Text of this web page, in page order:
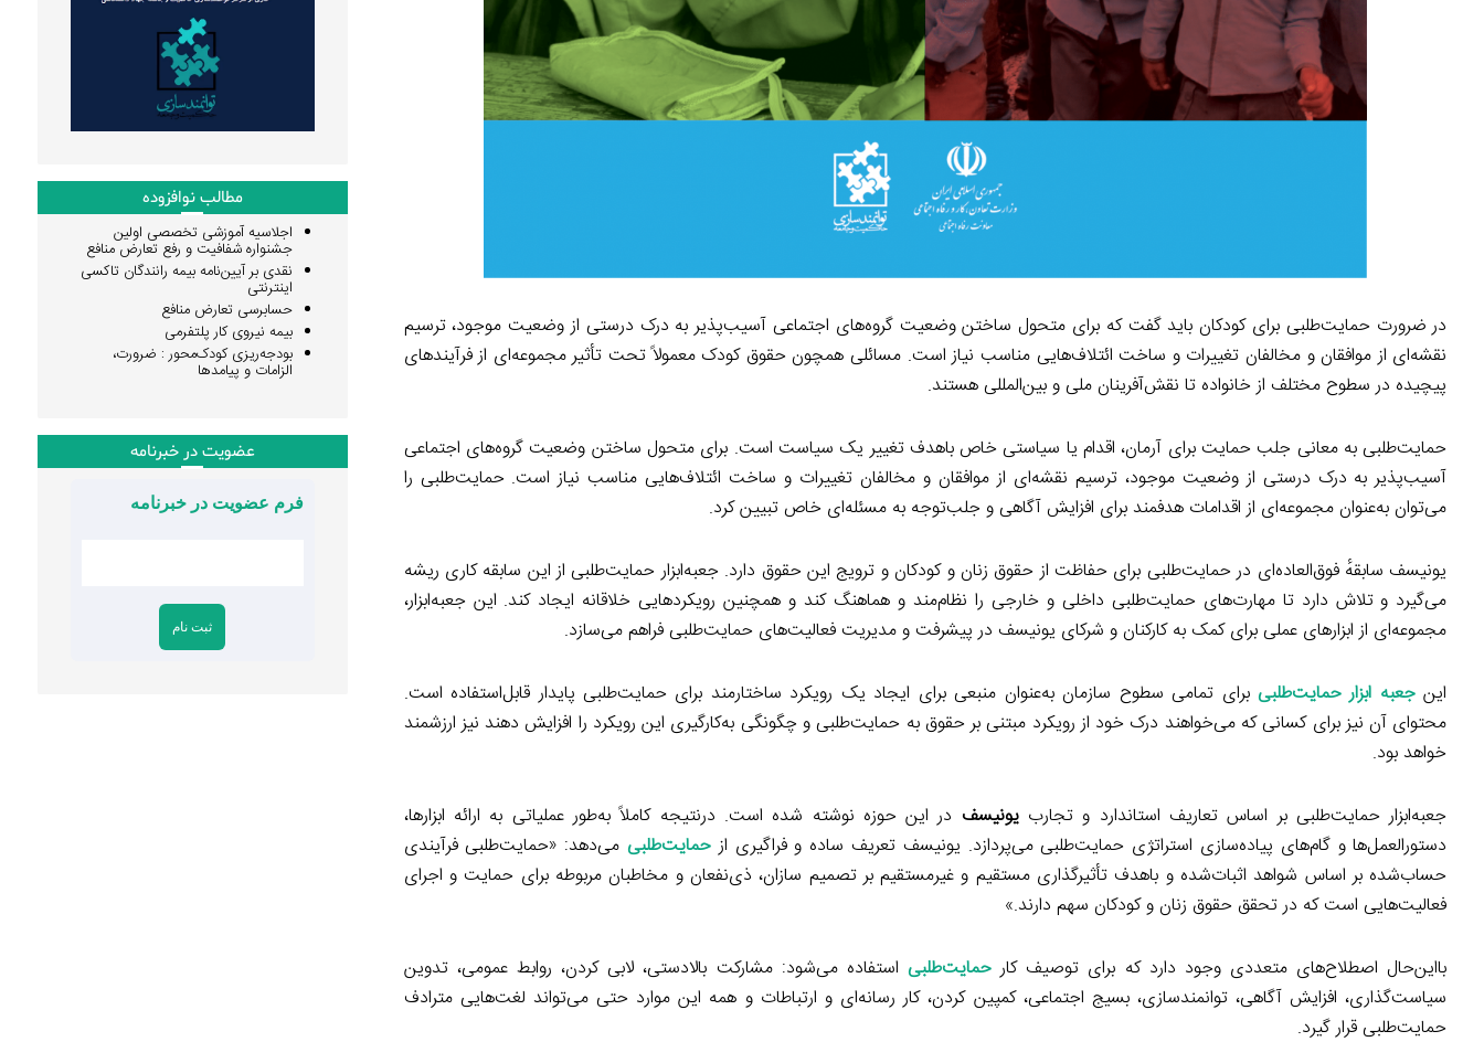
در ضرورت حمایت‌طلبی برای کودکان باید گفت که برای متحول ساختن وضعیت گروه‌های اجتماعی آسیب‌پذیر به درک درستی از وضعیت موجود، ترسیم
نقشه‌ای از موافقان و مخالفان تغییرات و ساخت ائتلاف‌هایی مناسب نیاز است. مسائلی همچون حقوق کودک معمولاً تحت تأثیر مجموعه‌ای از فرآیندهای
پیچیده در سطوح مختلف از خانواده تا نقش‌آفرینان ملی و بین‌المللی هستند.
حمایت‌طلبی به معانی جلب حمایت برای آرمان، اقدام یا سیاستی خاص باهدف تغییر یک سیاست است. برای متحول ساختن وضعیت گروه‌های اجتماعی
آسیب‌پذیر به درک درستی از وضعیت موجود، ترسیم نقشه‌ای از موافقان و مخالفان تغییرات و ساخت ائتلاف‌هایی مناسب نیاز است. حمایت‌طلبی را
می‌توان به‌عنوان مجموعه‌ای از اقدامات هدفمند برای افزایش آگاهی و جلب‌توجه به مسئله‌ای خاص تبیین کرد.
یونیسف سابقهٔ فوق‌العاده‌ای در حمایت‌طلبی برای حفاظت از حقوق زنان و کودکان و ترویج این حقوق دارد. جعبه‌ابزار حمایت‌طلبی از این سابقه کاری ریشه
می‌گیرد و تلاش دارد تا مهارت‌های حمایت‌طلبی داخلی و خارجی را نظام‌مند و هماهنگ کند و همچنین رویکردهایی خلاقانه ایجاد کند. این جعبه‌ابزار،
مجموعه‌ای از ابزارهای عملی برای کمک به کارکنان و شرکای یونیسف در پیشرفت و مدیریت فعالیت‌های حمایت‌طلبی فراهم می‌سازد.
اینجعبه ابزار حمایت‌طلبیبرای تمامی سطوح سازمان به‌عنوان منبعی برای ایجاد یک رویکرد ساختارمند برای حمایت‌طلبی پایدار قابل‌استفاده است.
محتوای آن نیز برای کسانی که می‌خواهند درک خود از رویکرد مبتنی بر حقوق به حمایت‌طلبی و چگونگی به‌کارگیری این رویکرد را افزایش دهند نیز ارزشمند
خواهد بود.
جعبه‌ابزار حمایت‌طلبی بر اساس تعاریف استاندارد و تجاربیونیسف در این حوزه نوشته شده است. درنتیجه کاملاً به‌طور عملیاتی به ارائه ابزارها،
دستورالعمل‌ها و گام‌های پیاده‌سازی استراتژی حمایت‌طلبی می‌پردازد. یونیسف تعریف ساده و فراگیری از حمایت‌طلبی می‌دهد: «حمایت‌طلبی فرآیندی
حساب‌شده بر اساس شواهد اثبات‌شده و باهدف تأثیرگذاری مستقیم و غیرمستقیم بر تصمیم سازان، ذی‌نفعان و مخاطبان مربوطه برای حمایت و اجرای
فعالیت‌هایی است که در تحقق حقوق زنان و کودکان سهم دارند.»
بااین‌حال اصطلاح‌های متعددی وجود دارد که برای توصیف کار حمایت‌طلبی استفاده می‌شود: مشارکت بالادستی، لابی کردن، روابط عمومی، تدوین
سیاست‌گذاری، افزایش آگاهی، توانمندسازی، بسیج اجتماعی، کمپین کردن، کار رسانه‌ای و ارتباطات و همه این موارد حتی می‌تواند لغت‌هایی مترادف
حمایت‌طلبی قرار گیرد.
مطالب نوافزوده
اجلاسیه آموزشی تخصصی اولین
جشنواره شفافیت و رفع تعارض منافع
نقدی بر آیین‌نامه بیمه رانندگان تاکسی
اینترنتی
حسابرسی تعارض منافع
بیمه نیروی کار پلتفرمی
بودجه‌ریزی کودک‌محور : ضرورت،
الزامات و پیامدها
عضویت در خبرنامه
فرم عضویت در خبرنامه